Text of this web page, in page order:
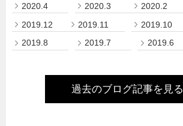
2020.4
2020.3 2020.2
2019.12
2019.11 2019.10
2019.8
2019.7 2019.6
過去のブログ記事を見る